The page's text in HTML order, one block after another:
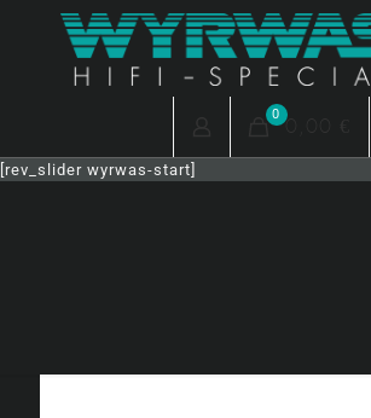
0 0,00 €
[rev_slider wyrwas-start]